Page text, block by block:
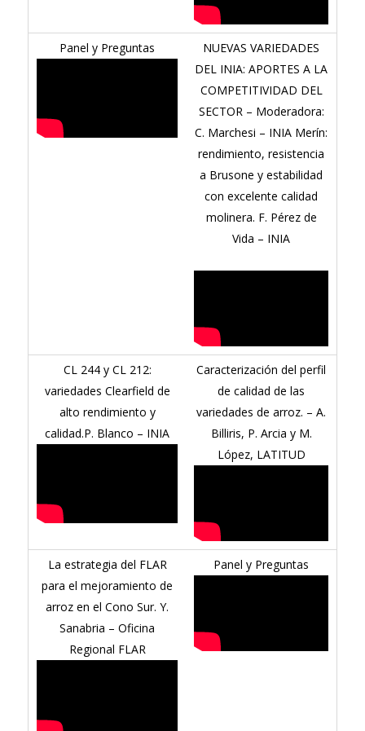
Panel y Preguntas
NUEVAS VARIEDADES
DEL INIA: APORTES A LA
COMPETITIVIDAD DEL
SECTOR – Moderadora:
C. Marchesi – INIA Merín:
rendimiento, resistencia
a Brusone y estabilidad
con excelente calidad
molinera. F. Pérez de
Vida – INIA
CL 244 y CL 212:
variedades Clearfield de
alto rendimiento y
calidad.P. Blanco – INIA
Caracterización del perfil
de calidad de las
variedades de arroz. – A.
Billiris, P. Arcia y M.
López, LATITUD
La estrategia del FLAR
para el mejoramiento de
arroz en el Cono Sur. Y.
Sanabria – Oficina
Regional FLAR
Panel y Preguntas